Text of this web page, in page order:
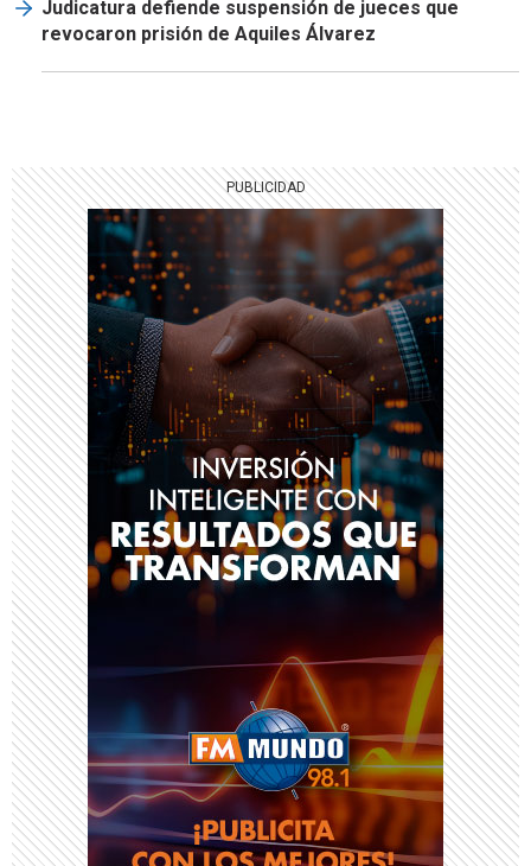
Judicatura defiende suspensión de jueces que
revocaron prisión de Aquiles Álvarez